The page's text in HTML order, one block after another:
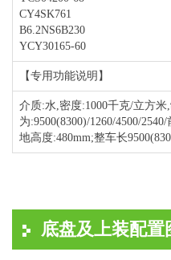
CY4SK761
B6.2NS6B230
YCY30165-60
【专用功能说明】
介质:水,密度:1000千克/立方
为:9500(8300)/1260/4500/
地高度:480mm;整车长
底盘及上装配置